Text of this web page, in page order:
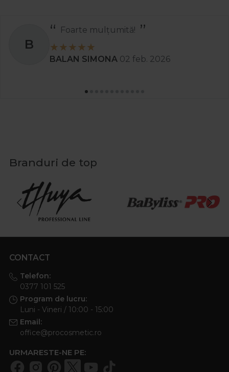
B
Foarte mulțumită!
BALAN SIMONA 02 feb. 2026
Branduri de top
CONTACT
Telefon:
0377 101 525
Program de lucru:
Luni - Vineri / 10:00 - 15:00
Email:
office@procosmetic.ro
URMARESTE-NE PE: